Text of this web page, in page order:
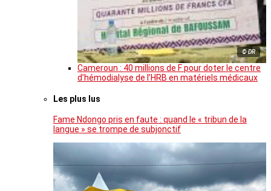
© DR
Cameroun : 40 millions de F pour doter le centre
d’hémodialyse de l’HRB en matériels médicaux
Les plus lus
Fame Ndongo pris en faute : quand le « tribun de la
langue » se trompe de subjonctif